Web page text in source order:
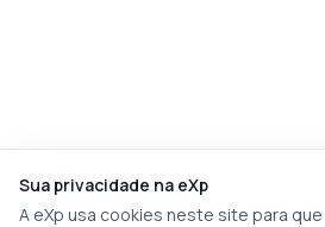
Sua privacidade na eXp
A eXp usa cookies neste site para